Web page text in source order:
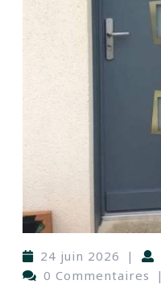
24 juin 2026 |
0 Commentaires
|